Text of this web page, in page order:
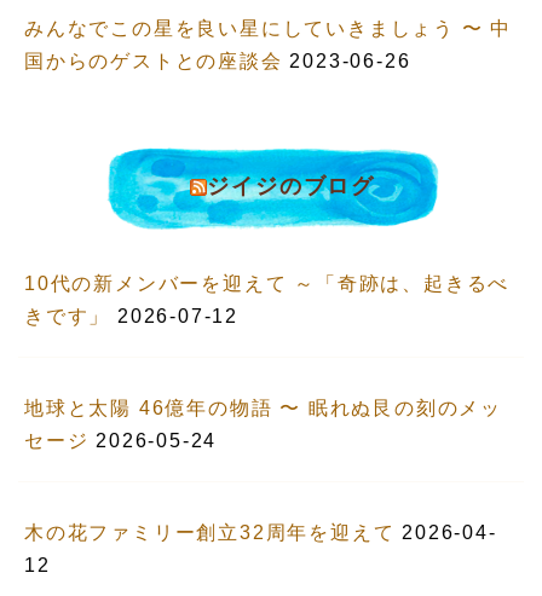
みんなでこの星を良い星にしていきましょう 〜 中
国からのゲストとの座談会 2023-06-26
ジイジのブログ
10代の新メンバーを迎えて ～「奇跡は、起きるべ
きです」
2026-07-12
地球と太陽 46億年の物語 〜 眠れぬ艮の刻のメッ
セージ 2026-05-24
木の花ファミリー創立32周年を迎えて 2026-04-
12